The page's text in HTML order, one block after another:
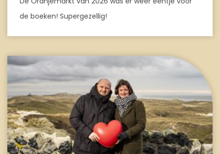
de boeken! Supergezellig!